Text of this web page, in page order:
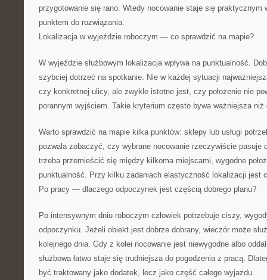
przygotowanie się rano. Wtedy nocowanie staje się praktycznym
punktem do rozwiązania.
Lokalizacja w wyjeździe roboczym — co sprawdzić na mapie?
W wyjeździe służbowym lokalizacja wpływa na punktualność.
szybciej dotrzeć na spotkanie. Nie w każdej sytuacji
czy konkretnej ulicy, ale zwykle istotne jest, czy położenie nie
porannym wyjściem. Takie kryterium często bywa ważniejsza niż
Warto sprawdzić na mapie kilka punktów: sklepy lub usługi
pozwala zobaczyć, czy wybrane nocowanie rzeczywiście pasuje
trzeba przemieścić się między kilkoma miejscami, wygodne
punktualność. Przy kilku zadaniach elastyczność lokalizacji jest
Po pracy — dlaczego odpoczynek jest częścią dobrego planu?
Po intensywnym dniu roboczym człowiek potrzebuje ciszy,
odpoczynku. Jeżeli obiekt jest dobrze dobrany, wieczór może
kolejnego dnia. Gdy z kolei nocowanie jest niewygodne albo
służbowa łatwo staje się trudniejsza do pogodzenia z pracą.
być traktowany jako dodatek, lecz jako część całego wyjazdu.